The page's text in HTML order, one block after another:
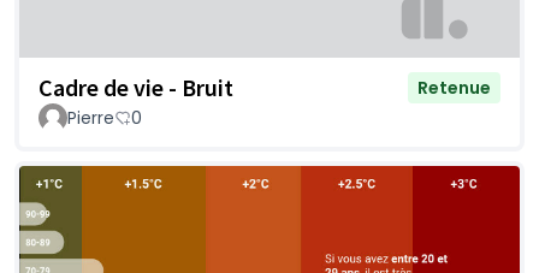
Cadre de vie - Bruit
Retenue
Pierre
0